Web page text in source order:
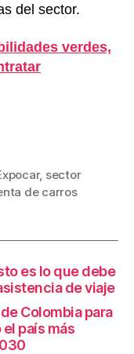
del sector.
verdes,
, sector
de carros
es lo que debe
de viaje
Colombia para
país más